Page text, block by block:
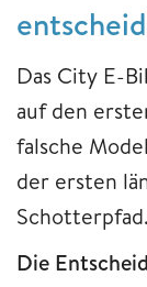
Das City E-
auf den
falsche
der ersten
Schotterpfad.
Die